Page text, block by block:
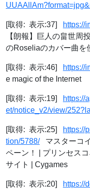
[取得: 表示:37]
https://
【朗報】巨人の畠世周
のRoseliaのカバー曲を
[取得: 表示:46] https://
e magic of the Internet
[取得: 表示:19]
https://
et/notice_v2/view/
[取得: 表示:25]
https://
tion/5788/マスターコイ
ペーン！ | プリンセス
サイト | Cygames
[取得: 表示:20]
https://